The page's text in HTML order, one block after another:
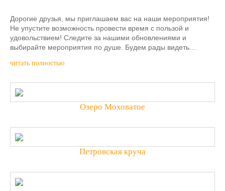
Дорогие друзья, мы приглашаем вас на наши мероприятия!
Не упустите возможность провести время с пользой и
удовольствием! Следите за нашими обновлениями и
выбирайте мероприятия по душе. Будем рады видеть…
читать полностью
Озеро Моховатое
Петровская круча